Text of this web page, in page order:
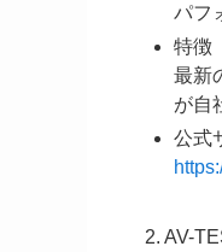
パフ
特徴
最新
が自
公式
2. AV-